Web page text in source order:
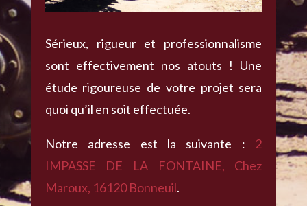
Sérieux, rigueur et professionnalisme
sont effectivement nos atouts ! Une
étude rigoureuse de votre projet sera
quoi qu’il en soit effectuée.
Notre adresse est la suivante : 2
IMPASSE DE LA FONTAINE, Chez
Maroux, 16120 Bonneuil.